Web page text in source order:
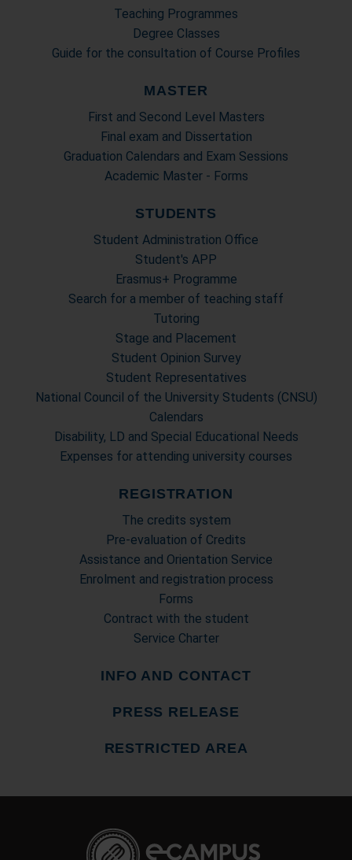
Teaching Programmes
Degree Classes
Guide for the consultation of Course Profiles
MASTER
First and Second Level Masters
Final exam and Dissertation
Graduation Calendars and Exam Sessions
Academic Master - Forms
STUDENTS
Student Administration Office
Student's APP
Erasmus+ Programme
Search for a member of teaching staff
Tutoring
Stage and Placement
Student Opinion Survey
Student Representatives
National Council of the University Students (CNSU)
Calendars
Disability, LD and Special Educational Needs
Expenses for attending university courses
REGISTRATION
The credits system
Pre-evaluation of Credits
Assistance and Orientation Service
Enrolment and registration process
Forms
Contract with the student
Service Charter
INFO AND CONTACT
PRESS RELEASE
RESTRICTED AREA